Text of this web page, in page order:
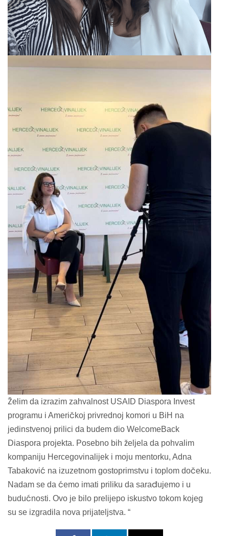
Želim da izrazim zahvalnost USAID Diaspora Invest
programu i Američkoj privrednoj komori u BiH na
jedinstvenoj prilici da budem dio WelcomeBack
Diaspora projekta. Posebno bih željela da pohvalim
kompaniju Hercegovinalijek i moju mentorku, Adna
Tabaković na izuzetnom gostoprimstvu i toplom dočeku.
Nadam se da ćemo imati priliku da sarađujemo i u
budućnosti. Ovo je bilo prelijepo iskustvo tokom kojeg
su se izgradila nova prijateljstva. “